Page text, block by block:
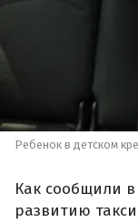
Ребенок в детском
Как сообщили
развитию